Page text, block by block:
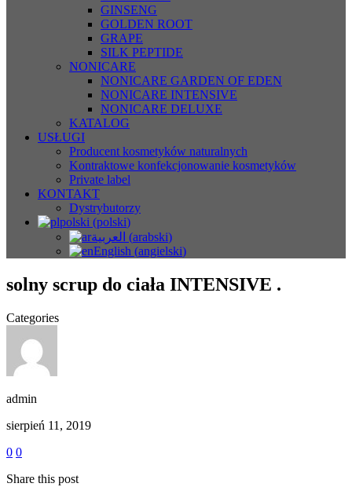
GINSENG
GOLDEN ROOT
GRAPE
SILK PEPTIDE
NONICARE
NONICARE GARDEN OF EDEN
NONICARE INTENSIVE
NONICARE DELUXE
KATALOG
USŁUGI
Producent kosmetyków naturalnych
Kontraktowe konfekcjonowanie kosmetyków
Private label
KONTAKT
Dystrybutorzy
polski (polski)
العربية (arabski)
English (angielski)
solny scrup do ciała INTENSIVE .
Categories
admin
sierpień 11, 2019
0 0
Share this post